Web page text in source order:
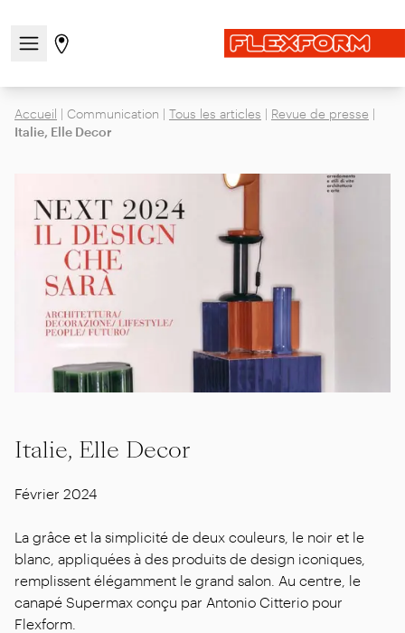
Ouvrir/fermer le menu de navigation
Aller à la page des magasins
Accueil | Communication | Tous les articles | Revue de presse |
Italie, Elle Decor
Italie, Elle Decor
Février 2024
La grâce et la simplicité de deux couleurs, le noir et le
blanc, appliquées à des produits de design iconiques,
remplissent élégamment le grand salon. Au centre, le
canapé Supermax conçu par Antonio Citterio pour
Flexform.